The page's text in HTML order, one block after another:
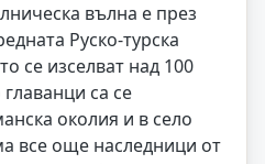
вълна е през
Руско-турска
се изселват над 100
са се
околия и в село
все още наследници от